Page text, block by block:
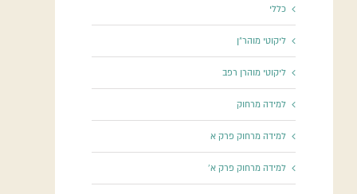
כללי
ליקוטי מוהר"ן
ליקוטי מוהרן רפב
למידה מרחוק
למידה מרחוק פרק א
למידה מרחוק פרק א'